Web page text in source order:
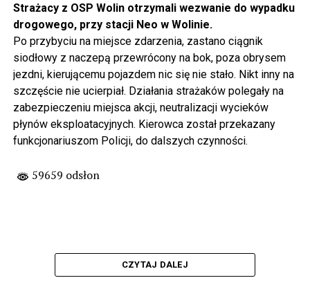
Strażacy z OSP Wolin otrzymali wezwanie do wypadku
drogowego, przy stacji Neo w Wolinie.
Po przybyciu na miejsce zdarzenia, zastano ciągnik
siodłowy z naczepą przewrócony na bok, poza obrysem
jezdni, kierującemu pojazdem nic się nie stało. Nikt inny na
szczęście nie ucierpiał. Działania strażaków polegały na
zabezpieczeniu miejsca akcji, neutralizacji wycieków
płynów eksploatacyjnych. Kierowca został przekazany
funkcjonariuszom Policji, do dalszych czynności.
59659 odsłon
CZYTAJ DALEJ